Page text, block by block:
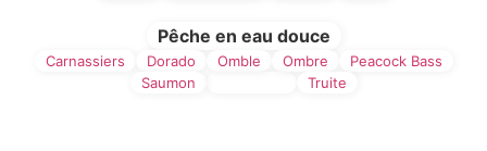
Pêche en eau douce
Carnassiers Dorado Omble Ombre
Peacock Bass
Saumon
Truite